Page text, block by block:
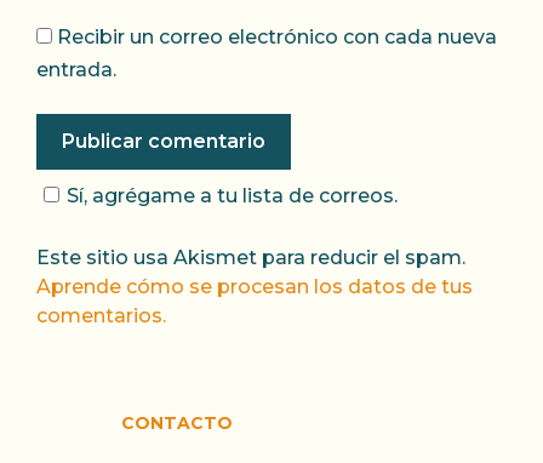
Recibir un correo electrónico con cada nueva
entrada.
Sí, agrégame a tu lista de correos.
Este sitio usa Akismet para reducir el spam.
Aprende cómo se procesan los datos de tus
comentarios.
CONTACTO